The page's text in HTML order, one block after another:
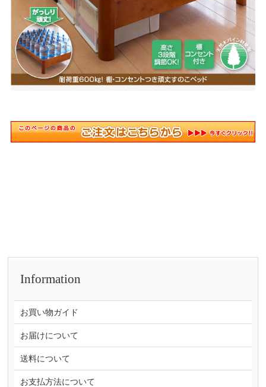
Information
お買い物ガイド
お届けについて
送料について
お支払方法について